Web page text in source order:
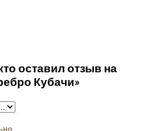
оставил отзыв на
Кубачи»